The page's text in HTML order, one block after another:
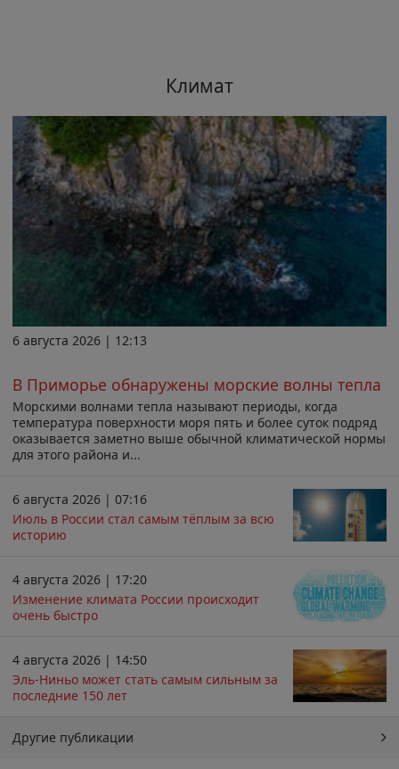
Климат
6 августа 2026 | 12:13
В Приморье обнаружены морские волны тепла
Морскими волнами тепла называют периоды, когда
температура поверхности моря пять и более суток подряд
оказывается заметно выше обычной климатической нормы
для этого района и...
6 августа 2026 | 07:16
Июль в России стал самым тёплым за всю
историю
4 августа 2026 | 17:20
Изменение климата России происходит
очень быстро
4 августа 2026 | 14:50
Эль-Ниньо может стать самым сильным за
последние 150 лет
Другие публикации